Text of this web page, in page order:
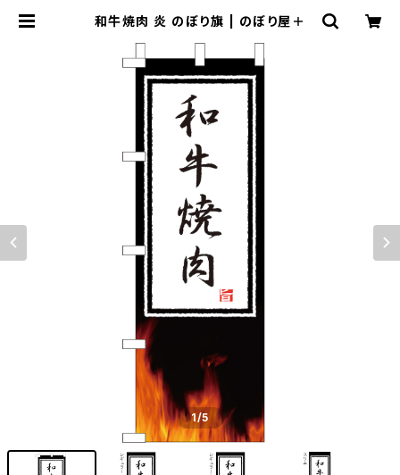
和牛焼肉 炎 のぼり旗 | のぼり屋＋
1/5